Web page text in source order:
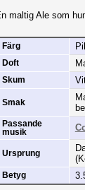
maltig Ale som
Färg
Doft
Skum
Smak
Passande
musik
Ursprung
Betyg